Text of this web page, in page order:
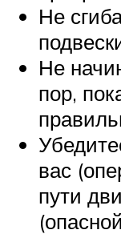
Не
Не
пор,
вас
пути